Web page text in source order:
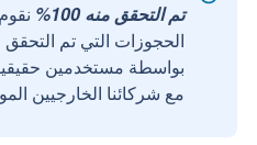
تم التحقق منه 100%
الحجوزات التي تم
مع شركائنا الخارجيين